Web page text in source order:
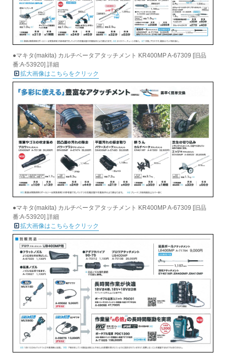
●マキタ(makita) カルチベータアタッチメント KR400MP A-67309 [旧品
番:A-53920] 詳細
拡大画像はこちらをクリック
●マキタ(makita) カルチベータアタッチメント KR400MP A-67309 [旧品
番:A-53920] 詳細
拡大画像はこちらをクリック